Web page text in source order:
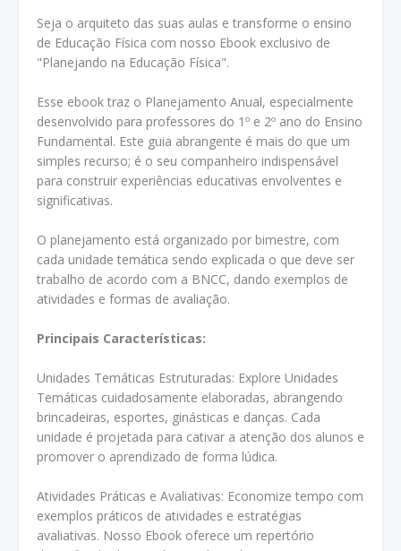
Seja o arquiteto das suas aulas e transforme o ensino
de Educação Física com nosso Ebook exclusivo de
"Planejando na Educação Física".
Esse ebook traz o Planejamento Anual, especialmente
desenvolvido para professores do 1º e 2º ano do Ensino
Fundamental. Este guia abrangente é mais do que um
simples recurso; é o seu companheiro indispensável
para construir experiências educativas envolventes e
significativas.
O planejamento está organizado por bimestre, com
cada unidade temática sendo explicada o que deve ser
trabalho de acordo com a BNCC, dando exemplos de
atividades e formas de avaliação.
Principais Características:
Unidades Temáticas Estruturadas: Explore Unidades
Temáticas cuidadosamente elaboradas, abrangendo
brincadeiras, esportes, ginásticas e danças. Cada
unidade é projetada para cativar a atenção dos alunos e
promover o aprendizado de forma lúdica.
Atividades Práticas e Avaliativas: Economize tempo com
exemplos práticos de atividades e estratégias
avaliativas. Nosso Ebook oferece um repertório